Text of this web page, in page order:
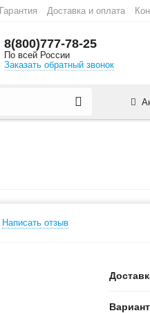
Гарантия Доставка и оплата
8(800)777-78-25
По всей России
Заказать обратный звонок
Написать отзыв